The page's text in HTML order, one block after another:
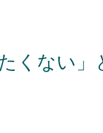
くない